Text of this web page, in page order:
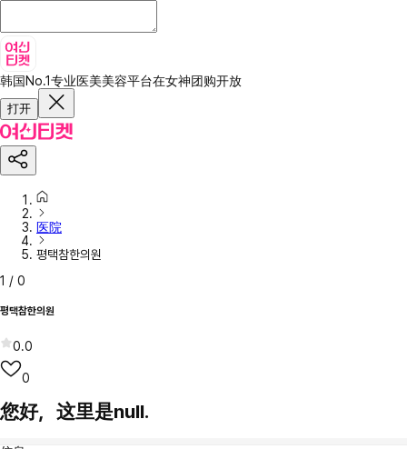
韩国No.1专业医美美容平台在女神团购开放
打开
医院
평택참한의원
1 / 0
평택참한의원
0.0
0
您好，这里是null.